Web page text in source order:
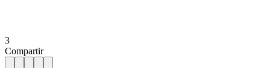
3
Compartir